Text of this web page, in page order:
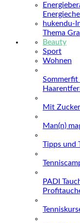
hukendu-
Thema
Beauty
Sport
Wohnen
Sommerfit
Mit
Man(n)
Tipps und
PADI